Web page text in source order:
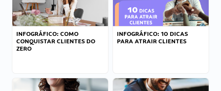
INFOGRÁFICO: COMO
CONQUISTAR CLIENTES DO
ZERO
INFOGRÁFICO: 10 DICAS
PARA ATRAIR CLIENTES